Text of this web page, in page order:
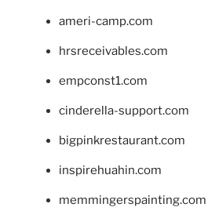
ameri-camp.com
hrsreceivables.com
empconst1.com
cinderella-support.com
bigpinkrestaurant.com
inspirehuahin.com
memmingerspainting.com